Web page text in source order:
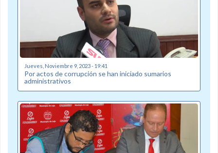
Jueves, Noviembre 9, 2023 - 19:41
Por actos de corrupción se han iniciado sumarios
administrativos